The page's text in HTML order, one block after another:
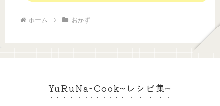
ホーム おかず
YuRuNa-Cook~レシピ集~